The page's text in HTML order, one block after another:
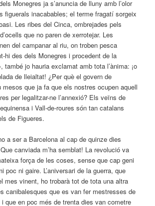
Monegres ja s’anuncia de lluny amb l’olor
figuerals inacabables; el terme fragatí sorgeix
Les ribes del Cinca, ombrejades pels
que no paren de xerrotejar. Les
del campanar al riu, on troben pesca
hi des dels Monegres i procedent de la
també jo hauria exclamat amb tota l’ànima: ¡o
de lleialtat! ¿Per què el govern de
mesos que ja fa que els nostres ocupen aquell
per legalitzar-ne l’annexió? Els veïns de
i Vall-de-roures són tan catalans
de Figueres.
a ser a Barcelona al cap de quinze dies
canviada m’ha semblat! La revolució va
força de les coses, sense que cap geni
poc ni gaire. L’aniversari de la guerra, que
mes vinent, ho trobarà tot de tota una altra
canibalesques que es van fer mestresses de
que en poc més de trenta dies van cometre